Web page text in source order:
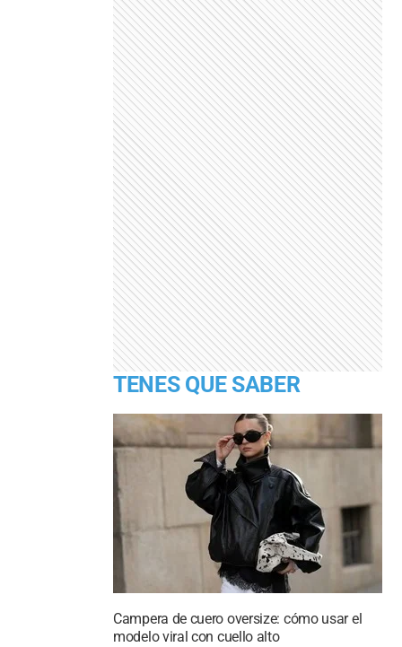
TENES QUE SABER
Campera de cuero oversize: cómo usar el
modelo viral con cuello alto